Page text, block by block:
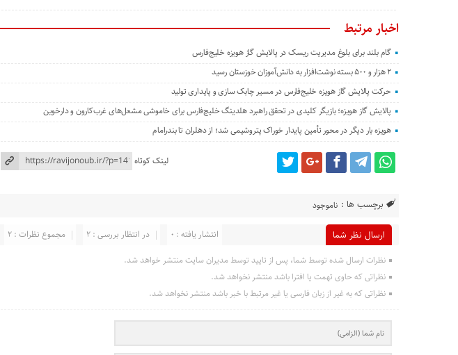
اخبار مرتبط
گام بلند برای بلوغ مدیریت ریسک در پالایش گاز هویزه خلیج‌فارس
۲ هزار و ۵۰۰ بسته نوشت‌افزار به دانش‌آموزان خوزستان رسید
حرکت پالایش گاز هویزه خلیج‌فارس در مسیر چابک سازی و پایداری تولید
پالایش گاز هویزه؛ بازیگر کلیدی در تحقق راهبرد هلدینگ خلیج‌فارس برای خاموشی مشعل‌های غرب‌کارون و دارخوین
هویزه بار دیگر در محور تأمین پایدار خوراک پتروشیمی شد؛ از دهلران تا بندرامام
لینک کوتاه
برچسب ها : ناموجود
ارسال نظر شما مجموع نظرات : 2 در انتظار بررسی : 2 انتشار یافته : 0
نظرات ارسال شده توسط شما، پس از تایید توسط مدیران سایت منتشر خواهد شد.
نظراتی که حاوی تهمت یا افترا باشد منتشر نخواهد شد.
نظراتی که به غیر از زبان فارسی یا غیر مرتبط با خبر باشد منتشر نخواهد شد.